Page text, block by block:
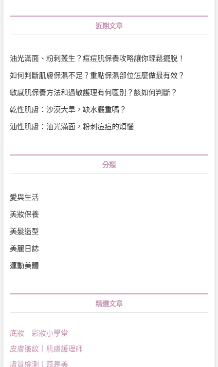
近期文章
油光滿面、粉刺叢生？痘痘肌保養攻略讓你輕鬆擺脫！
如何判斷肌膚保濕不足？重點保濕部位怎麼做最有效？
敏感肌保養方法和過敏護理有何區別？該如何判斷？
乾性肌膚：沙漠大旱，缺水嚴重嗎？
油性肌膚：油光滿面，粉刺痘痘的煩惱
分類
愛與生活
美妝保養
美髮造型
美麗日誌
運動美體
精選文章
底妝｜彩妝小學堂
皮膚皺紋｜肌膚護理師
膚質檢測｜蔻是美